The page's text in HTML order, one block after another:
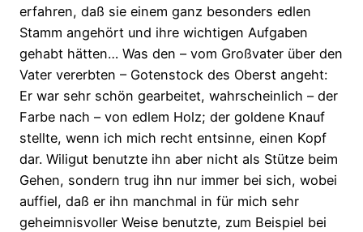
erfahren, daß sie einem ganz besonders edlen
Stamm angehört und ihre wichtigen Aufgaben
gehabt hätten… Was den – vom Großvater über den
Vater vererbten – Gotenstock des Oberst angeht:
Er war sehr schön gearbeitet, wahrscheinlich – der
Farbe nach – von edlem Holz; der goldene Knauf
stellte, wenn ich mich recht entsinne, einen Kopf
dar. Wiligut benutzte ihn aber nicht als Stütze beim
Gehen, sondern trug ihn nur immer bei sich, wobei
auffiel, daß er ihn manchmal in für mich sehr
geheimnisvoller Weise benutzte, zum Beispiel bei